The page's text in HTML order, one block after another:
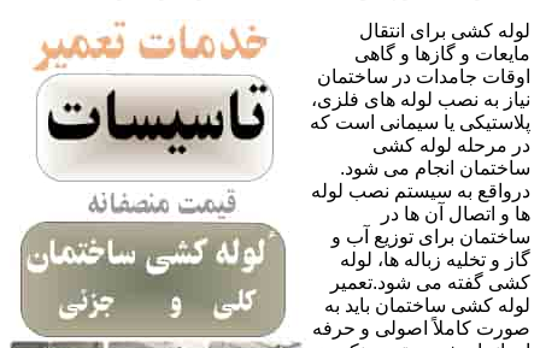
لوله کشی برای انتقال
مایعات و گازها و گاهی
اوقات جامدات در ساختمان
نیاز به نصب لوله های فلزی،
پلاستیکی یا سیمانی است که
در مرحله لوله کشی
ساختمان انجام می شود.
درواقع به سیستم نصب لوله
ها و اتصال آن ها در
ساختمان برای توزیع آب و
گاز و تخلیه زباله ها، لوله
کشی گفته می شود.تعمیر
لوله کشی ساختمان باید به
صورت کاملاً اصولی و حرفه